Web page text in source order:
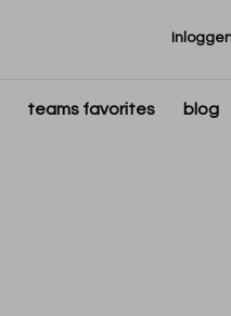
teams favorites blog